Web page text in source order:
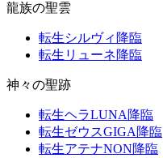
龍族の聖雲
転生シルヴィ降臨
転生リューネ降臨
神々の聖跡
転生ヘラLUNA降臨
転生ゼウスGIGA降臨
転生アテナNON降臨